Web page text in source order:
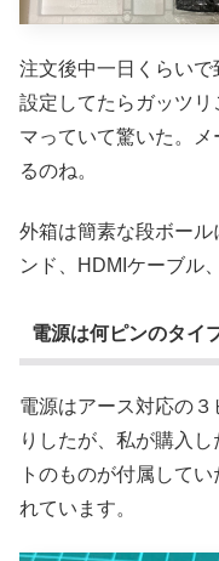
注文後中一日くらい
設定してたらガッツ
マっていて驚いた。
るのね。
外箱は簡素な段ボー
ンド、HDMIケーブル
電源は何ピンのタイ
電源はアース対応の
りしたが、私が購入
トのものが付属して
れています。